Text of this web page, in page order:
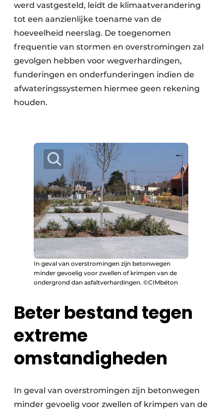
werd vastgesteld, leidt de klimaatverandering
tot een aanzienlijke toename van de
hoeveelheid neerslag. De toegenomen
frequentie van stormen en overstromingen zal
gevolgen hebben voor wegverhardingen,
funderingen en onderfunderingen indien de
afwateringssystemen hiermee geen rekening
houden.
In geval van overstromingen zijn betonwegen
minder gevoelig voor zwellen of krimpen van de
ondergrond dan asfaltverhardingen. ©CIMbéton
Beter bestand tegen
extreme
omstandigheden
In geval van overstromingen zijn betonwegen
minder gevoelig voor zwellen of krimpen van de